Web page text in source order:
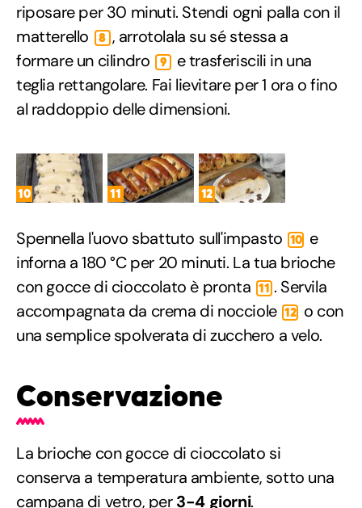
riposare per 30 minuti. Stendi ogni palla con il
matterello
8 , arrotolala su sé stessa a
formare un cilindro
9
e trasferiscili in una
teglia rettangolare. Fai lievitare per 1 ora o fino
al raddoppio delle dimensioni.
10 11 12
Spennella l'uovo sbattuto sull'impasto 10 e
inforna a 180 °C per 20 minuti. La tua brioche
con gocce di cioccolato è pronta 11 . Servila
accompagnata da crema di nocciole 12 o con
una semplice spolverata di zucchero a velo.
Conservazione
La brioche con gocce di cioccolato si
conserva a temperatura ambiente, sotto una
campana di vetro, per3-4 giorni.